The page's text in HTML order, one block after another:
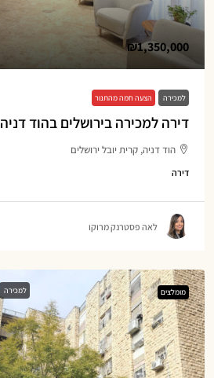
₪1,350,000
למכירה הצעה חמה מהתנור
דירה למכירה בירושלים בהוד דניה
הוד דניה, קרית יובל ירושלים
דירה
לאה פסטרנק מרוקו
מומלצים למכירה